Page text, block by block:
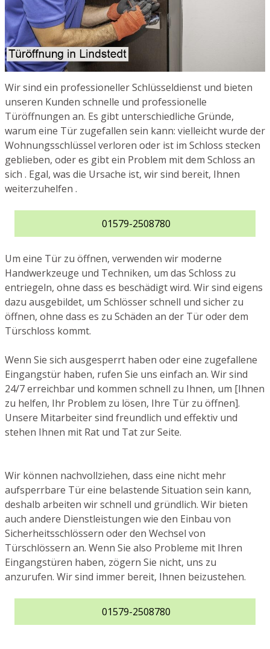
Wir sind ein professioneller Schlüsseldienst und bieten
unseren Kunden schnelle und professionelle
Türöffnungen an. Es gibt unterschiedliche Gründe,
warum eine Tür zugefallen sein kann: vielleicht wurde der
Wohnungsschlüssel verloren oder ist im Schloss stecken
geblieben, oder es gibt ein Problem mit dem Schloss an
sich . Egal, was die Ursache ist, wir sind bereit, Ihnen
weiterzuhelfen .
01579-2508780
Um eine Tür zu öffnen, verwenden wir moderne
Handwerkzeuge und Techniken, um das Schloss zu
entriegeln, ohne dass es beschädigt wird. Wir sind eigens
dazu ausgebildet, um Schlösser schnell und sicher zu
öffnen, ohne dass es zu Schäden an der Tür oder dem
Türschloss kommt.
Wenn Sie sich ausgesperrt haben oder eine zugefallene
Eingangstür haben, rufen Sie uns einfach an. Wir sind
24/7 erreichbar und kommen schnell zu Ihnen, um [Ihnen
zu helfen, Ihr Problem zu lösen, Ihre Tür zu öffnen].
Unsere Mitarbeiter sind freundlich und effektiv und
stehen Ihnen mit Rat und Tat zur Seite.
Wir können nachvollziehen, dass eine nicht mehr
aufsperrbare Tür eine belastende Situation sein kann,
deshalb arbeiten wir schnell und gründlich. Wir bieten
auch andere Dienstleistungen wie den Einbau von
Sicherheitsschlössern oder den Wechsel von
Türschlössern an. Wenn Sie also Probleme mit Ihren
Eingangstüren haben, zögern Sie nicht, uns zu
anzurufen. Wir sind immer bereit, Ihnen beizustehen.
01579-2508780